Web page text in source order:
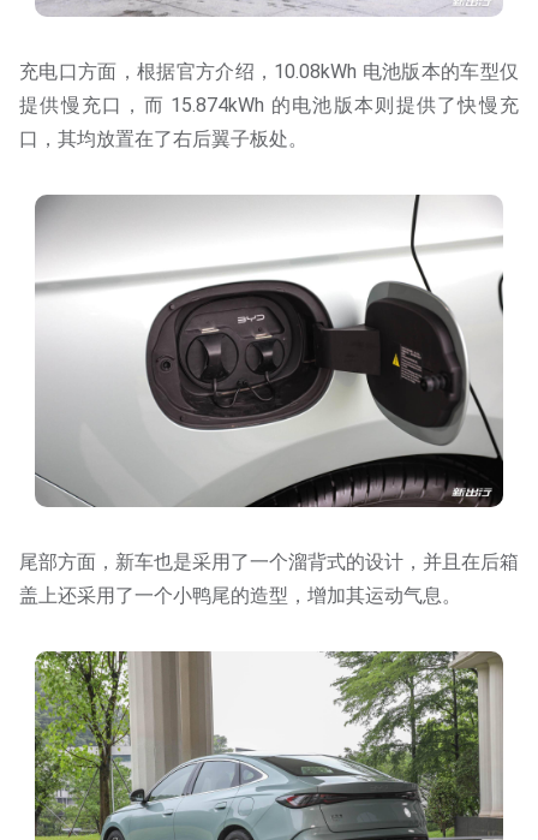
充电口方面，根据官方介绍，10.08kWh 电池版本的车型仅
提供慢充口，而 15.874kWh 的电池版本则提供了快慢充
口，其均放置在了右后翼子板处。
尾部方面，新车也是采用了一个溜背式的设计，并且在后箱
盖上还采用了一个小鸭尾的造型，增加其运动气息。